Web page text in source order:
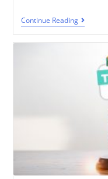
Continue Reading